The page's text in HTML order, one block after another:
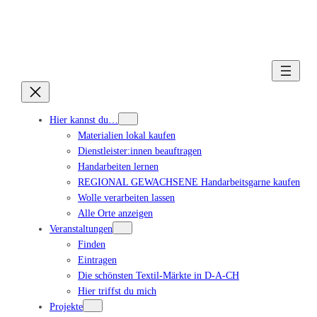
Hier kannst du…
Materialien lokal kaufen
Dienstleister:innen beauftragen
Handarbeiten lernen
REGIONAL GEWACHSENE Handarbeitsgarne kaufen
Wolle verarbeiten lassen
Alle Orte anzeigen
Veranstaltungen
Finden
Eintragen
Die schönsten Textil-Märkte in D-A-CH
Hier triffst du mich
Projekte